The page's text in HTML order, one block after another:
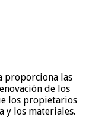
proporciona las
de los
los propietarios
y los materiales.